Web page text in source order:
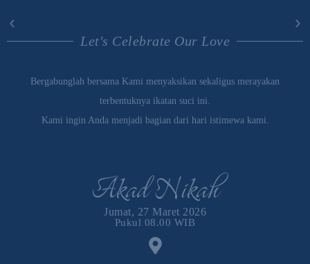
Let's Celebrate Our Love
Bergabunglah bersama Kami menyaksikan sekaligus merayakan
terbentuknya ikatan suci ini.
Kami ingin Anda menjadi bagian dari hari istimewa kami.
Akad Nikah
Jumat, 27 Maret 2026
Pukul 08.00 WIB